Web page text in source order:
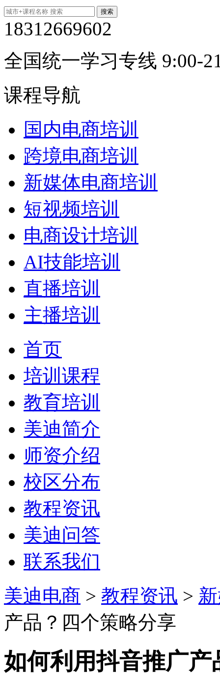
18312669602
全国统一学习专线 9:00-
课程导航
国内电商培训
跨境电商培训
新媒体电商培训
短视频培训
电商设计培训
AI技能培训
直播培训
主播培训
首页
培训课程
教育培训
美迪简介
师资介绍
校区分布
教程资讯
美迪问答
联系我们
美迪电商 > 教程资讯 >
产品？四个策略分享
如何利用抖音推广